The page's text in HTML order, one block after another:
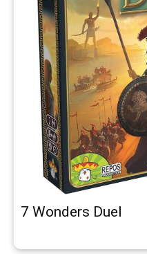
7 Wonders Duel